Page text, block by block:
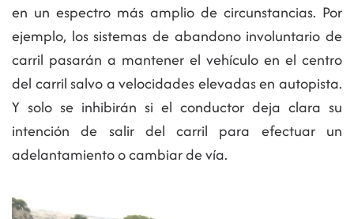
en un espectro más amplio de circunstancias. Por
ejemplo, los sistemas de abandono involuntario de
carril pasarán a mantener el vehículo en el centro
del carril salvo a velocidades elevadas en autopista.
Y solo se inhibirán si el conductor deja clara su
intención de salir del carril para efectuar un
adelantamiento o cambiar de vía.